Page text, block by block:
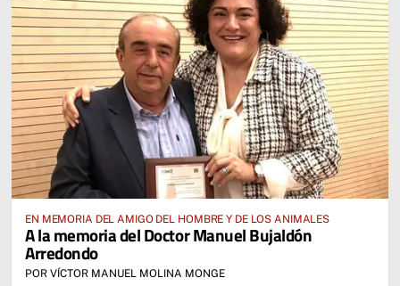
EN MEMORIA DEL AMIGO DEL HOMBRE Y DE LOS ANIMALES
A la memoria del Doctor Manuel Bujaldón
Arredondo
POR VÍCTOR MANUEL MOLINA MONGE